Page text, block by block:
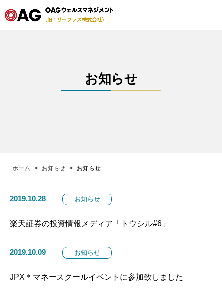
お知らせ
ホーム > お知らせ > お知らせ
2019.10.28 お知らせ
楽天証券の投資情報メディア「トウシル#6」
2019.10.09 お知らせ
JPX＊マネースクールイベントに参加致しました